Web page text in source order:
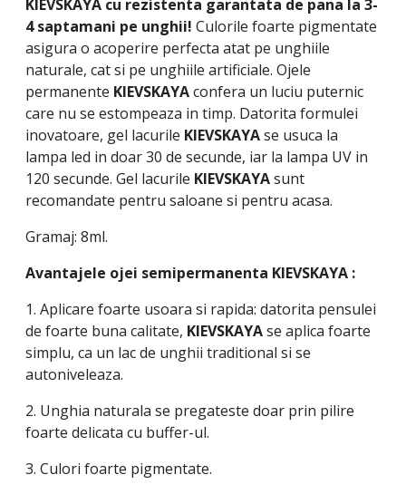
KIEVSKAYA cu rezistenta garantata de pana la 3-
4 saptamani pe unghii! Culorile foarte pigmentate
asigura o acoperire perfecta atat pe unghiile
naturale, cat si pe unghiile artificiale. Ojele
permanente KIEVSKAYAconfera un luciu puternic
care nu se estompeaza in timp. Datorita formulei
inovatoare, gel lacurile KIEVSKAYAse usuca la
lampa led in doar 30 de secunde, iar la lampa UV in
120 secunde. Gel lacurile KIEVSKAYAsunt
recomandate pentru saloane si pentru acasa.
Gramaj: 8ml.
Avantajele ojei semipermanenta KIEVSKAYA :
1. Aplicare foarte usoara si rapida: datorita pensulei
de foarte buna calitate, KIEVSKAYAse aplica foarte
simplu, ca un lac de unghii traditional si se
autoniveleaza.
2. Unghia naturala se pregateste doar prin pilire
foarte delicata cu buffer-ul.
3. Culori foarte pigmentate.